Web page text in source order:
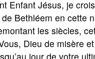
Enfant Jésus, je
Bethléem en cette
les siècles,
Dieu de misère
jour de votre